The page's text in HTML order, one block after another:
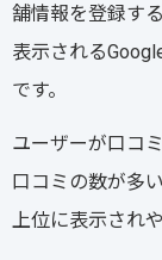
舗情報を登録す
表示される
です。
ユーザーが口コ
口コミの数が多
上位に表示され